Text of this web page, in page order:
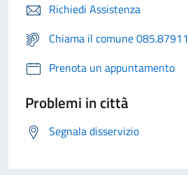
Richiedi Assistenza
Chiama il comune 085.87911
Prenota un appuntamento
Problemi in città
Segnala disservizio